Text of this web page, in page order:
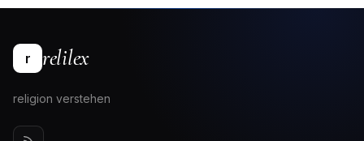
r relilex
religion verstehen